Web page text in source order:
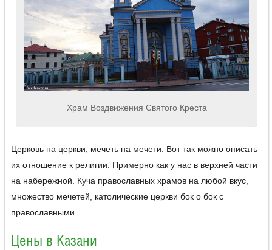
Храм Воздвижения Святого Креста
Церковь на церкви, мечеть на мечети. Вот так можно описать
их отношение к религии. Примерно как у нас в верхней части
на набережной. Куча православных храмов на любой вкус,
множество мечетей, католические церкви бок о бок с
православными.
Цены в Казани